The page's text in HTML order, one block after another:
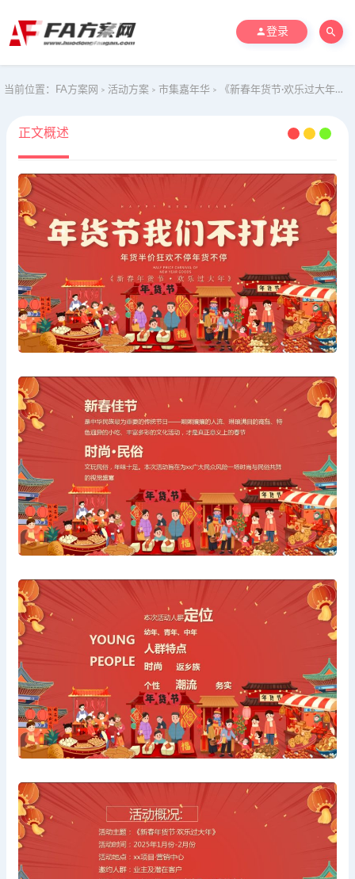
登录
当前位置： FA方案网 > 活动方案 > 市集嘉年华 > 《新春年货节·欢乐过大年》2025蛇年春节民俗年货节活动方案
正文概述